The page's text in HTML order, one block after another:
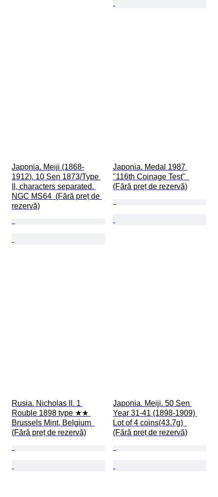
Japonia. Meiji (1868-
1912). 10 Sen 1873/Type
II, characters separated.
NGC MS64  (Fără preț de
rezervă)
Japonia. Medal 1987
"116th Coinage Test"
(Fără preț de rezervă)
Rusia. Nicholas II. 1
Rouble 1898 type ★★
Brussels Mint, Belgium
(Fără preț de rezervă)
Japonia. Meiji. 50 Sen
Year 31-41 (1898-1909)
Lot of 4 coins(43.7g)
(Fără preț de rezervă)